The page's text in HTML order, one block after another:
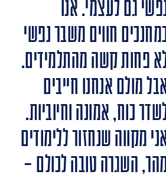
גם לעצמי. אנו
חווים משבר נפשי
פחות קשה מהתלמידים.
מולם אנחנו חייבים
כוח, אמונה וחיוביות.
מקווה שנחזור ללימודים
השגרה טובה לכולם –